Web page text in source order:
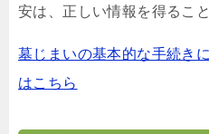
安は、正しい情報を得るこ
墓じまいの基本的な手続き
はこちら